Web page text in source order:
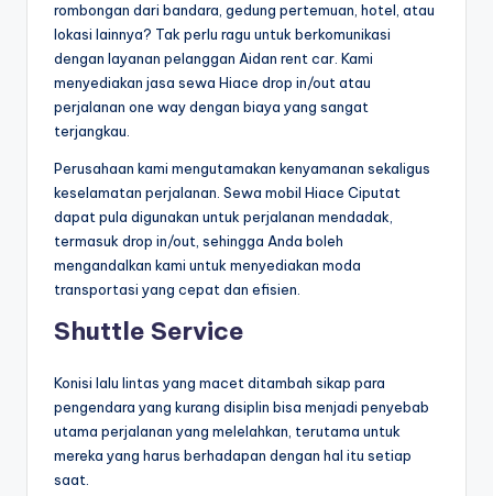
rombongan dari bandara, gedung pertemuan, hotel, atau
lokasi lainnya? Tak perlu ragu untuk berkomunikasi
dengan layanan pelanggan Aidan rent car. Kami
menyediakan jasa sewa Hiace drop in/out atau
perjalanan one way dengan biaya yang sangat
terjangkau.
Perusahaan kami mengutamakan kenyamanan sekaligus
keselamatan perjalanan. Sewa mobil Hiace Ciputat
dapat pula digunakan untuk perjalanan mendadak,
termasuk drop in/out, sehingga Anda boleh
mengandalkan kami untuk menyediakan moda
transportasi yang cepat dan efisien.
Shuttle Service
Konisi lalu lintas yang macet ditambah sikap para
pengendara yang kurang disiplin bisa menjadi penyebab
utama perjalanan yang melelahkan, terutama untuk
mereka yang harus berhadapan dengan hal itu setiap
saat.